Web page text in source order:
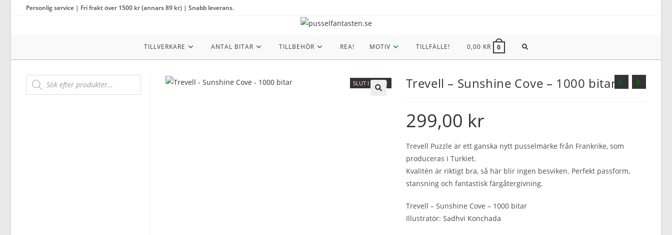
Personlig service | Fri frakt över 1500 kr (annars 89 kr) | Snabb leverans.
TILLVERKARE ANTAL BITAR TILLBEHÖR REA! MOTIV TILLFÄLLE! 0,00 KR 0 SLÅ
SLUT I LAGER Trevell – Sunshine Cove – 1000 bitar
299,00 kr
Trevell Puzzle är ett ganska nytt pusselmärke från Frankrike, som
produceras i Turkiet.
Kvalitén är riktigt bra, så här blir ingen besviken. Perfekt passform,
stansning och fantastisk färgåtergivning.
Trevell – Sunshine Cove – 1000 bitar
Illustratör: Sadhvi Konchada
Products
search